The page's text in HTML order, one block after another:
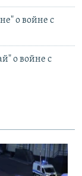
о войне с
о войне с